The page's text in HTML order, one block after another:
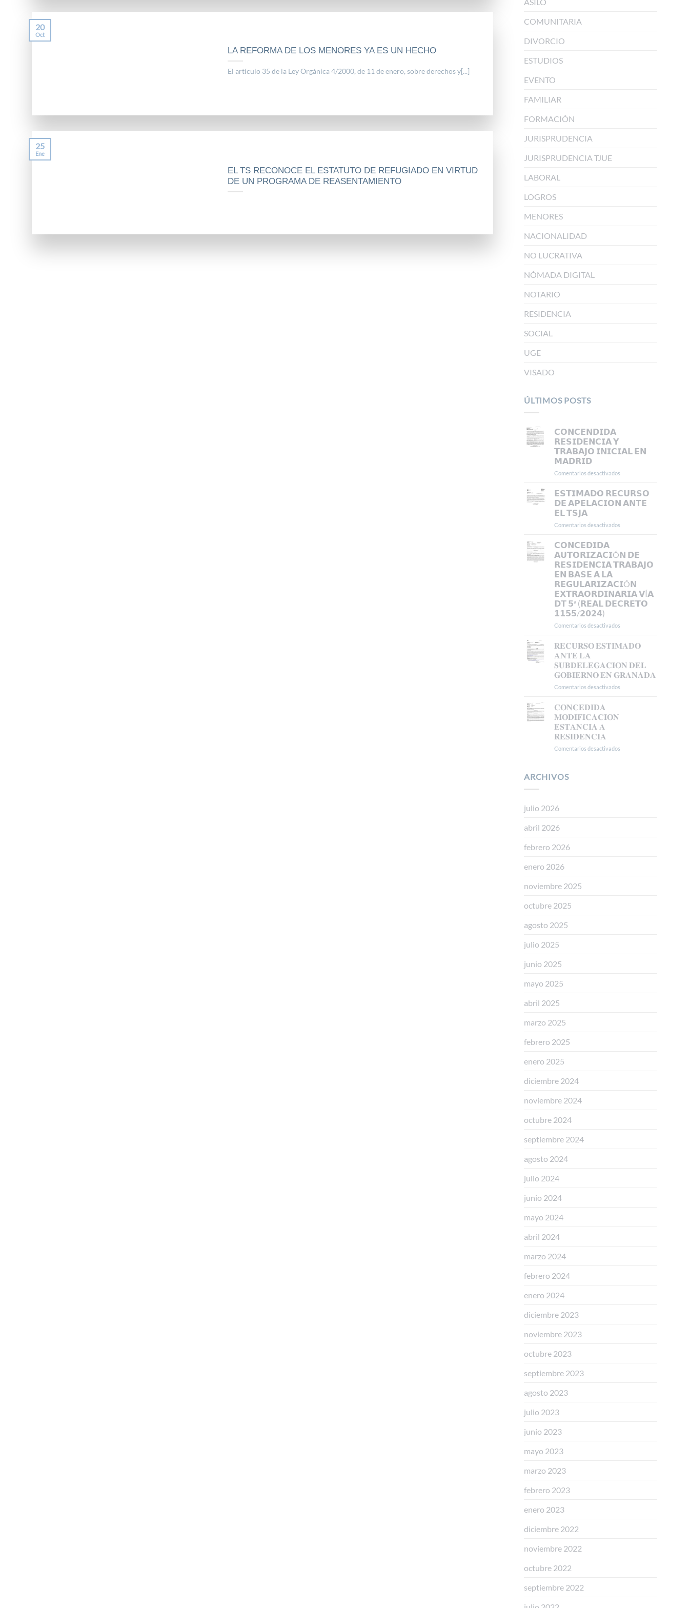
LA REFORMA DE LOS MENORES YA ES UN HECHO
El artículo 35 de la Ley Orgánica 4/2000, de 11 de enero, sobre derechos y[...]
20
Oct
EL TS RECONOCE EL ESTATUTO DE REFUGIADO EN VIRTUD
DE UN PROGRAMA DE REASENTAMIENTO
25
Ene
COMUNITARIA
DIVORCIO
ESTUDIOS
EVENTO
FAMILIAR
FORMACIÓN
JURISPRUDENCIA
JURISPRUDENCIA TJUE
LABORAL
LOGROS
MENORES
NACIONALIDAD
NO LUCRATIVA
NÓMADA DIGITAL
NOTARIO
RESIDENCIA
SOCIAL
UGE
VISADO
ÚLTIMOS POSTS
𝗖𝗢𝗡𝗖𝗘𝗡𝗗𝗜𝗗𝗔
𝗥𝗘𝗦𝗜𝗗𝗘𝗡𝗖𝗜𝗔 𝗬
𝗧𝗥𝗔𝗕𝗔𝗝𝗢 𝗜𝗡𝗜𝗖𝗜𝗔𝗟 𝗘𝗡
𝗠𝗔𝗗𝗥𝗜𝗗
Comentarios desactivados
𝗥𝗘𝗦𝗜𝗗𝗘𝗡𝗖𝗜𝗔
𝗬
𝗧𝗥𝗔𝗕𝗔𝗝𝗢
𝗘𝗦𝗧𝗜𝗠𝗔𝗗𝗢 𝗥𝗘𝗖𝗨𝗥𝗦𝗢
𝗗𝗘 𝗔𝗣𝗘𝗟𝗔𝗖𝗜𝗢𝗡 𝗔𝗡𝗧𝗘
𝗘𝗟 𝗧𝗦𝗝𝗔
Comentarios desactivados
𝗗𝗘
𝗔𝗣𝗘𝗟𝗔𝗖𝗜𝗢𝗡
𝗔𝗡𝗧𝗘
𝗧𝗦𝗝𝗔
𝗖𝗢𝗡𝗖𝗘𝗗𝗜𝗗𝗔
𝗔𝗨𝗧𝗢𝗥𝗜𝗭𝗔𝗖𝗜Ó𝗡 𝗗𝗘
𝗥𝗘𝗦𝗜𝗗𝗘𝗡𝗖𝗜𝗔 𝗧𝗥𝗔𝗕𝗔𝗝𝗢
𝗘𝗡 𝗕𝗔𝗦𝗘 𝗔 𝗟𝗔
𝗥𝗘𝗚𝗨𝗟𝗔𝗥𝗜𝗭𝗔𝗖𝗜Ó𝗡
𝗘𝗫𝗧𝗥𝗔𝗢𝗥𝗗𝗜𝗡𝗔𝗥𝗜𝗔 𝗩Í𝗔
𝗗𝗧 𝟱ª (𝗥𝗘𝗔𝗟 𝗗𝗘𝗖𝗥𝗘𝗧𝗢
𝟭𝟭𝟱𝟱/𝟮𝟬𝟮𝟰)
Comentarios desactivados
𝗔𝗨𝗧𝗢𝗥𝗜𝗭𝗔𝗖𝗜Ó𝗡
𝗧𝗥𝗔𝗕𝗔𝗝𝗢
𝗘𝗡
𝐑𝐄𝐂𝐔𝐑𝐒𝐎 𝐄𝐒𝐓𝐈𝐌𝐀𝐃𝐎
𝐀𝐍𝐓𝐄 𝐋𝐀
𝐒𝐔𝐁𝐃𝐄𝐋𝐄𝐆𝐀𝐂𝐈𝐎𝐍 𝐃𝐄𝐋
𝐆𝐎𝐁𝐈𝐄𝐑𝐍𝐎 𝐄𝐍 𝐆𝐑𝐀𝐍𝐀𝐃𝐀
Comentarios desactivados
𝐂𝐎𝐍𝐂𝐄𝐃𝐈𝐃𝐀
𝐌𝐎𝐃𝐈𝐅𝐈𝐂𝐀𝐂𝐈𝐎𝐍
𝐄𝐒𝐓𝐀𝐍𝐂𝐈𝐀 𝐀
𝐑𝐄𝐒𝐈𝐃𝐄𝐍𝐂𝐈𝐀
Comentarios desactivados
ARCHIVOS
julio 2026
abril 2026
febrero 2026
enero 2026
noviembre 2025
octubre 2025
agosto 2025
julio 2025
junio 2025
mayo 2025
abril 2025
marzo 2025
febrero 2025
enero 2025
diciembre 2024
noviembre 2024
octubre 2024
septiembre 2024
agosto 2024
julio 2024
junio 2024
mayo 2024
abril 2024
marzo 2024
febrero 2024
enero 2024
diciembre 2023
noviembre 2023
octubre 2023
septiembre 2023
agosto 2023
julio 2023
junio 2023
mayo 2023
marzo 2023
febrero 2023
enero 2023
diciembre 2022
noviembre 2022
octubre 2022
septiembre 2022